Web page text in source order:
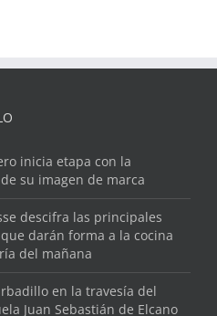
inicia etapa con la
su imagen de marca
descifra las principales
darán forma a la cocina
del mañana
en la travesía del
Juan Sebastián de Elcano